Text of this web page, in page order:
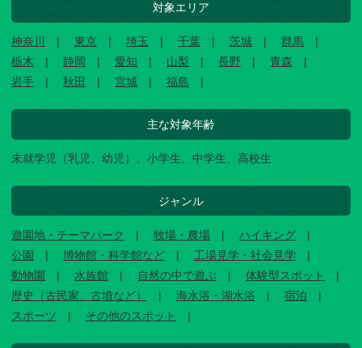
対象エリア
神奈川 東京 埼玉 千葉 茨城
群馬
栃木
静岡 愛知 山梨 長野
青森
岩手
秋田 宮城 福島
主な対象年齢
未就学児（乳児、幼児）、小学生、中学生、高校生
ジャンル
遊園地・テーマパーク 牧場・農場
ハイキング
公園
博物館・科学館など
工場見学・社会見学
動物園
水族館 自然の中で遊ぶ
体験型スポット
歴史（古民家、古墳など）
海水浴・湖水浴
宿泊
スポーツ
その他のスポット